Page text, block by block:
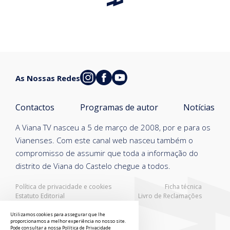
Política de privacidade e cookies
Ficha técnica
Estatuto Editorial
Livro de Reclamações
A Viana TV nasceu a 5 de março de 2008, por e para os
Vianenses. Com este canal web nasceu também o
compromisso de assumir que toda a informação do
distrito de Viana do Castelo chegue a todos.
Contactos Programas de autor Notícias
As Nossas Redes
Utilizamos cookies para assegurar que lhe
proporcionamos a melhor experiência no nosso site.
Pode consultar a nossa Política de Privacidade